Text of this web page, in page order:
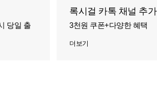
당일 출
록시걸 카톡 채널 추가
3천원 쿠폰+다양한 혜택
더보기